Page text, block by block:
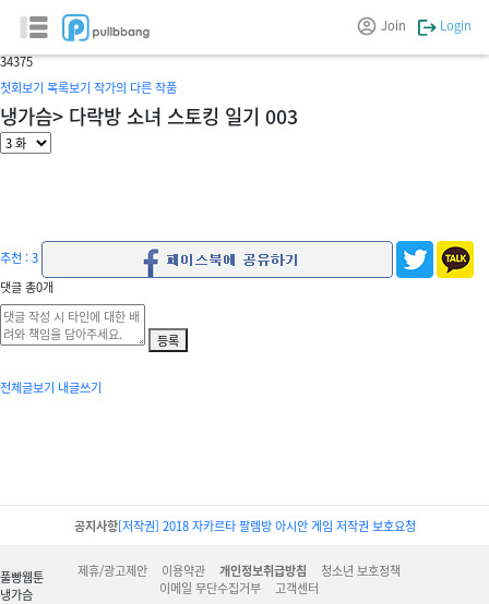
Join Login
글/그림 :은쟁반
34375
첫회보기 목록보기 작가의 다른 작품
냉가슴> 다락방 소녀 스토킹 일기 003
풀빵웹툰
냉가슴
추천 : 3
댓글총0개
등록
전체글보기 내글쓰기
공지사항[저작권] 2018 자카르타 팔렘방 아시안 게임 저작권 보호요청
제휴/광고제안 이용약관 개인정보취급방침
청소년 보호정책
이메일 무단수집거부
고객센터